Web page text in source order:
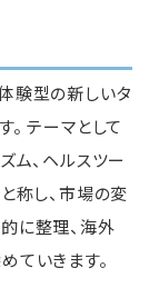
験型の新しいタ
テーマとして
ム、ヘルスツー
称し、市場の変
に整理、海外
ていきます。